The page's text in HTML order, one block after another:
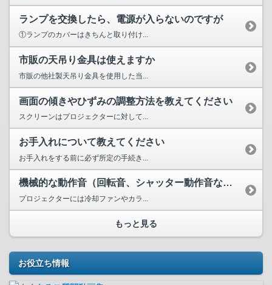
ランプを交換したら、電源が入らないのですが
①ランプのカバーはきちんと取り付け...
市販の天吊り金具は使えますか
市販の他社製天吊り金具を使用した当...
画面の傾きやひずみの調整方法を教えてください
スクリーンはプロジェクターに対して...
お手入れについて教えてください
お手入れをする前に必ず所定の手続き...
機械的な動作音（回転音、シャッター動作音など）がするのです...
プロジェクターには冷却ファンやカラ...
もっと見る
お役立ち情報